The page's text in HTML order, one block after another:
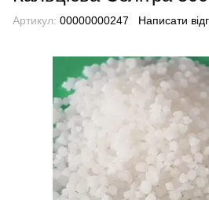
Артикул: 00000000247 Написати